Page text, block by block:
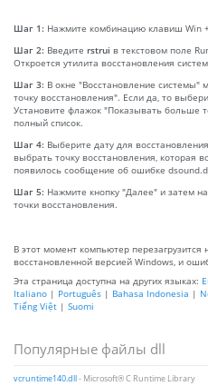
Шаг 1: Нажмите комбинацию клавиш Win +
Шаг 2: Введите rstrui в текстовом поле
Откроется утилита восстановления
Шаг 3: В окне "Восстановление
точку восстановления". Если да, то
Установите флажок "Показывать больше
полный список.
Шаг 4: Выберите дату для
выбрать точку восстановления, которая
появилось сообщение об ошибке
Шаг 5: Нажмите кнопку "Далее" и затем
точки восстановления.
В этот момент компьютер перезагрузится
восстановленной версией Windows, и
Эта страница доступна на других языках:
Italiano | Português | Bahasa Indonesia |
Tiếng Việt | Suomi
Популярные файлы dll
vcruntime140.dll- Microsoft® C Runtime Library